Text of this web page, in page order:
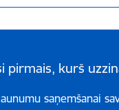
pirmais, kurš
saņemšanai